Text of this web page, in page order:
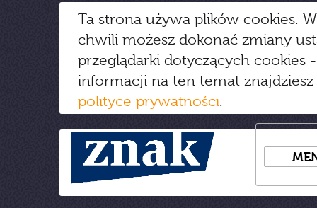
Ta strona używa plików cookies.
chwili możesz dokonać zmiany
przeglądarki dotyczących cookies
informacji na ten temat
polityce prywatności.